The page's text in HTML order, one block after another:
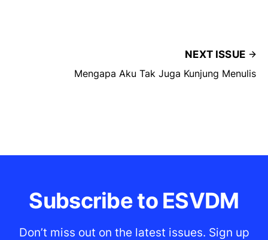
NEXT ISSUE
Mengapa Aku Tak Juga Kunjung Menulis
Subscribe to ESVDM
Don’t miss out on the latest issues. Sign up